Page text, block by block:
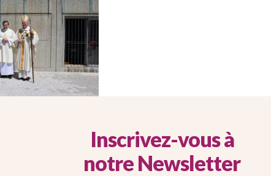
Inscrivez-vous à
notre Newsletter